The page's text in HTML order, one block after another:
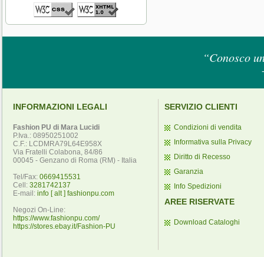
“Conosco
INFORMAZIONI LEGALI
Fashion PU di Mara Lucidi
P.Iva.: 08950251002
C.F.: LCDMRA79L64E958X
Via Fratelli Colabona, 84/86
00045 - Genzano di Roma (RM) - Italia
Tel/Fax: 0669415531
Cell: 3281742137
E-mail: info [ alt ] fashionpu.com
Negozi On-Line:
https://www.fashionpu.com/
https://stores.ebay.it/Fashion-PU
SERVIZIO CLIENTI
Condizioni di vendita
Informativa sulla Privacy
Diritto di Recesso
Garanzia
Info Spedizioni
AREE RISERVATE
Download Cataloghi